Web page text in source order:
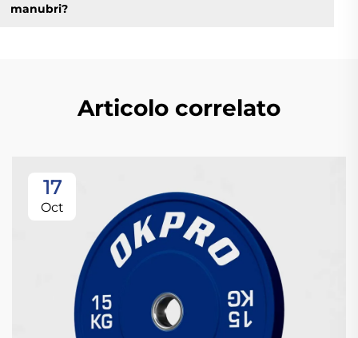
manubri?
Articolo correlato
17
Oct